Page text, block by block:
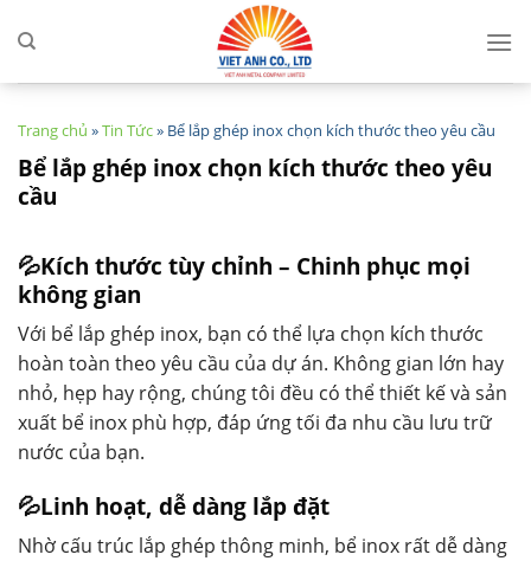
Trang chủ »Tin Tức» Bể lắp ghép inox chọn kích thước theo yêu cầu
Bể lắp ghép inox chọn kích thước theo yêu
cầu
💦Kích thước tùy chỉnh – Chinh phục mọi
không gian
Với bể lắp ghép inox, bạn có thể lựa chọn kích thước
hoàn toàn theo yêu cầu của dự án. Không gian lớn hay
nhỏ, hẹp hay rộng, chúng tôi đều có thể thiết kế và sản
xuất bể inox phù hợp, đáp ứng tối đa nhu cầu lưu trữ
nước của bạn.
💦Linh hoạt, dễ dàng lắp đặt
Nhờ cấu trúc lắp ghép thông minh, bể inox rất dễ dàng